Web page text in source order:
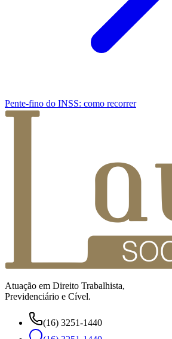
Pente-fino do INSS: como recorrer
Atuação em Direito Trabalhista,
Previdenciário e Cível.
(16) 3251-1440